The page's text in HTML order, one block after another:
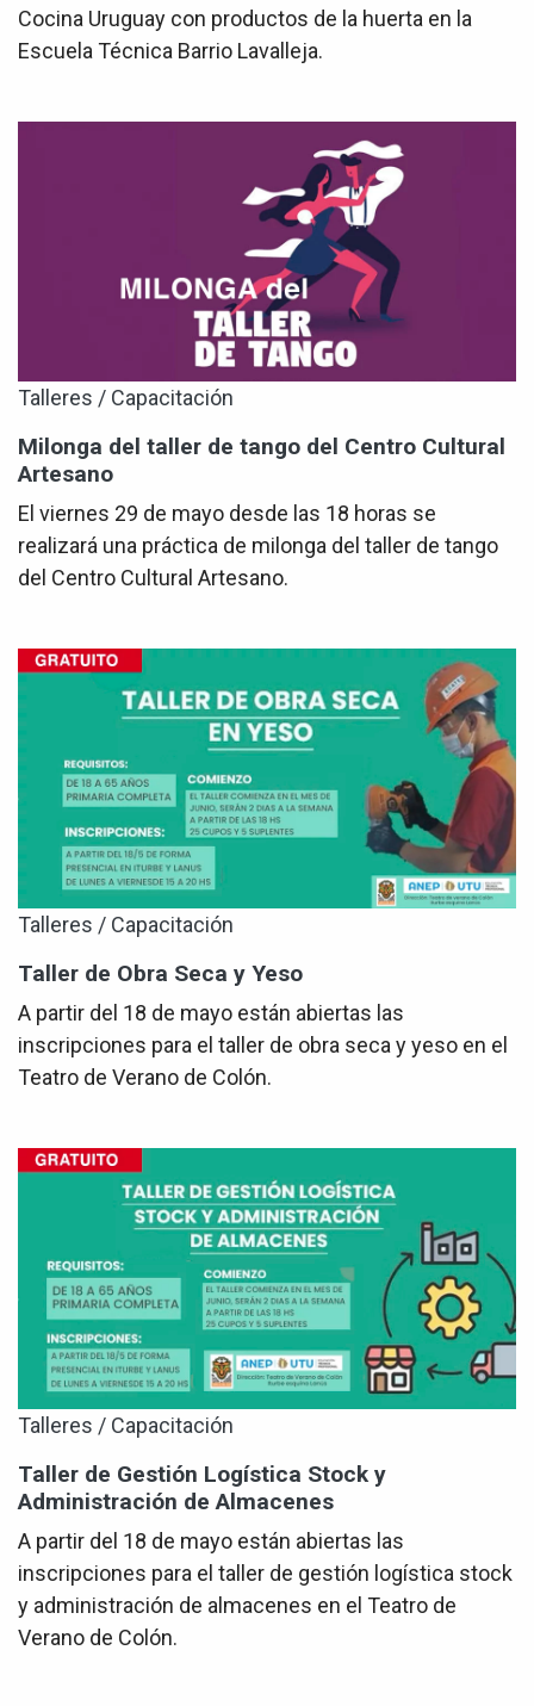
Cocina Uruguay con productos de la huerta en la
Escuela Técnica Barrio Lavalleja.
Talleres / Capacitación
Milonga del taller de tango del Centro Cultural
Artesano
El viernes 29 de mayo desde las 18 horas se
realizará una práctica de milonga del taller de tango
del Centro Cultural Artesano.
Talleres / Capacitación
Taller de Obra Seca y Yeso
A partir del 18 de mayo están abiertas las
inscripciones para el taller de obra seca y yeso en el
Teatro de Verano de Colón.
Talleres / Capacitación
Taller de Gestión Logística Stock y
Administración de Almacenes
A partir del 18 de mayo están abiertas las
inscripciones para el taller de gestión logística stock
y administración de almacenes en el Teatro de
Verano de Colón.